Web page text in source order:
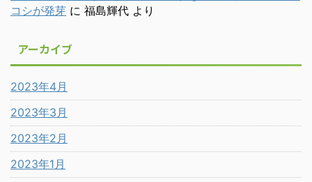
コシが発芽 に 福島輝代 より
アーカイブ
2023年4月
2023年3月
2023年2月
2023年1月